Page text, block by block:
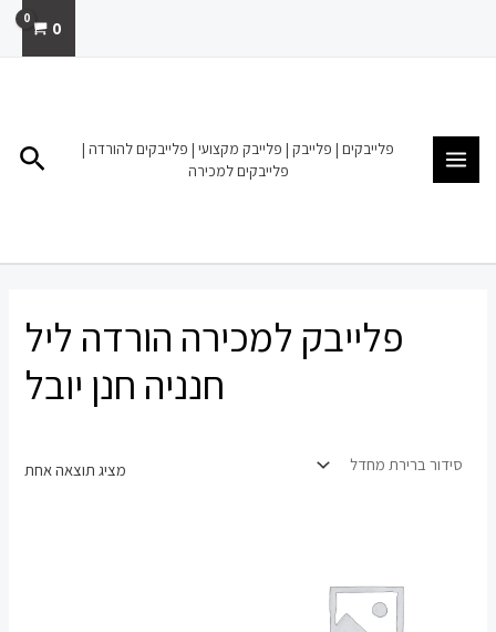
0
פלייבקים | פלייבק | פלייבק מקצועי | פלייבקים להורדה |
פלייבקים למכירה
פלייבק למכירה הורדה ליל
חנניה חנן יובל
מציג תוצאה אחת